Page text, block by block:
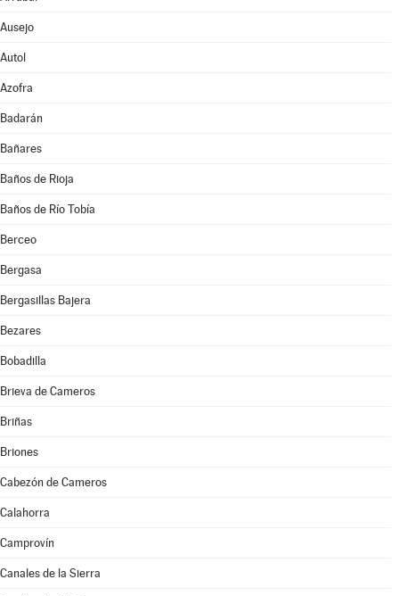
Ausejo
Autol
Azofra
Badarán
Bañares
Baños de Rioja
Baños de Río Tobía
Berceo
Bergasa
Bergasillas Bajera
Bezares
Bobadilla
Brieva de Cameros
Briñas
Briones
Cabezón de Cameros
Calahorra
Camprovín
Canales de la Sierra